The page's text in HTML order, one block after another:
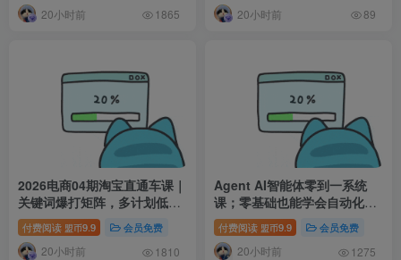
20小时前 1865 20小时前 89
2026电商04期淘宝直通车课｜
关键词爆打矩阵，多计划低出
价，新品爆款差异化投放实操
教学
付费阅读 盟币9.9 会员免费
20小时前 1810
Agent AI智能体零到一系统
课；零基础也能学会自动化实
战，从核心概念到Coze工作流
搭建完整覆盖
付费阅读 盟币9.9 会员免费
20小时前 1275